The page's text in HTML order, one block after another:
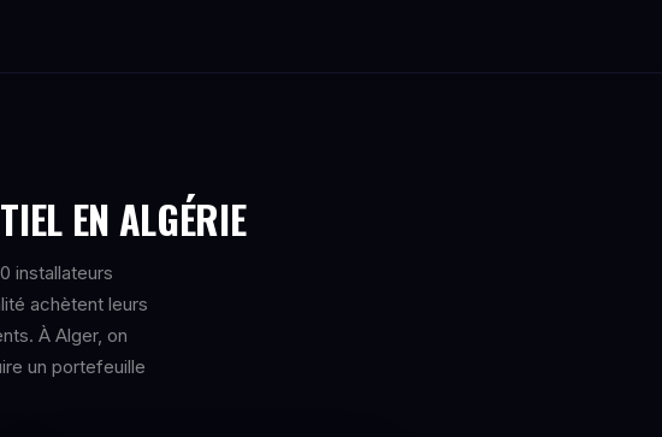
EN ALGÉRIE
installateurs
achètent leurs
À Alger, on
un portefeuille